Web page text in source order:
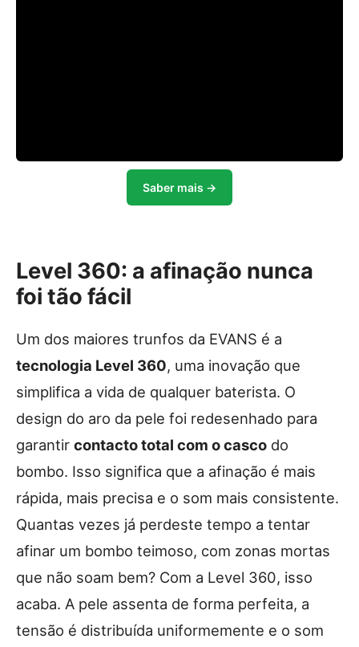
Saber mais →
Level 360: a afinação nunca
foi tão fácil
Um dos maiores trunfos da EVANS é a
tecnologia Level 360, uma inovação que
simplifica a vida de qualquer baterista. O
design do aro da pele foi redesenhado para
garantir contacto total com o casco do
bombo. Isso significa que a afinação é mais
rápida, mais precisa e o som mais consistente.
Quantas vezes já perdeste tempo a tentar
afinar um bombo teimoso, com zonas mortas
que não soam bem? Com a Level 360, isso
acaba. A pele assenta de forma perfeita, a
tensão é distribuída uniformemente e o som